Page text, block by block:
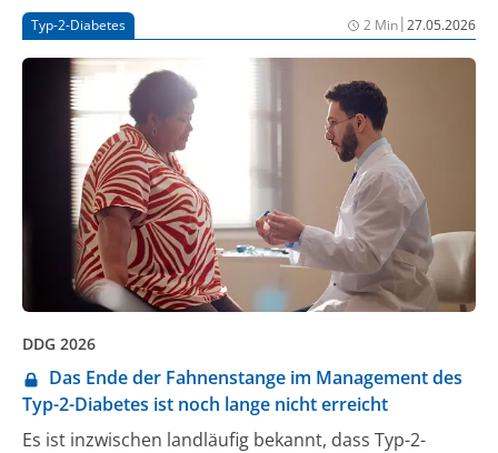
Typ-2-Diabetes 2 Min|27.05.2026
DDG 2026
Das Ende der Fahnenstange im Management des
Typ-2-Diabetes ist noch lange nicht erreicht
Es ist inzwischen landläufig bekannt, dass Typ-2-